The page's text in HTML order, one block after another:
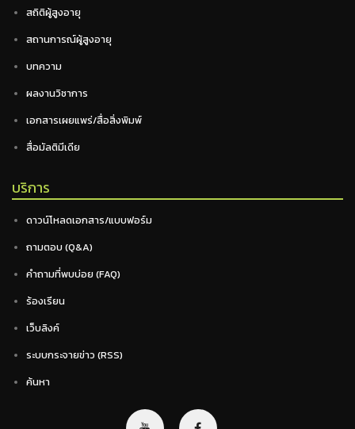
สถิติผู้สูงอายุ
สถานการณ์ผู้สูงอายุ
บทความ
ผลงานวิชาการ
เอกสารเผยแพร่/สื่อสิ่งพิมพ์
สื่อมัลติมีเดีย
บริการ
ดาวน์โหลดเอกสาร/แบบฟอร์ม
ถามตอบ (Q&A)
คำถามที่พบบ่อย (FAQ)
ร้องเรียน
เว็บลิงค์
ระบบกระจายข่าว (RSS)
ค้นหา